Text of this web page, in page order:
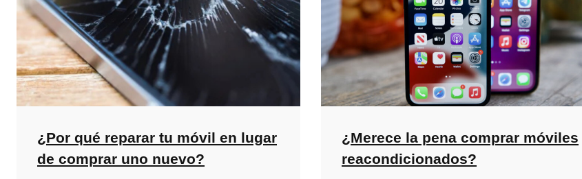
¿Por qué reparar tu móvil en lugar
de comprar uno nuevo?
¿Merece la pena comprar móviles
reacondicionados?